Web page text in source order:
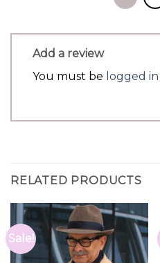
Add a review
You must be logged in
RELATED PRODUCTS
Sale!